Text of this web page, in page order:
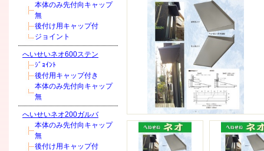
本体のみ先付向キャップ
無
後付け用キャップ付
ジョイント
へいせいネオ600ステン
ｼﾞｮｲﾝﾄ
後付用キャップ付き
本体のみ先付向キャップ
無
へいせいネオ200ガルバ
本体のみ先付向キャップ
無
後付け用キャップ付